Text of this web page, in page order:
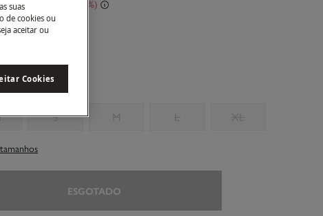
Desconto
S M L XL
ESGOTADO
suas
de cookies ou
aceitar ou
Cookies